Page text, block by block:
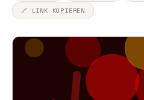
🔗 LINK KOPIEREN